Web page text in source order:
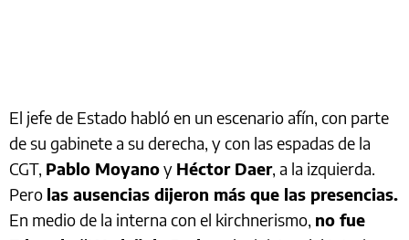
El jefe de Estado habló en un escenario afín, con parte
de su gabinete a su derecha, y con las espadas de la
CGT, Pablo Moyanoy Héctor Daer, a la izquierda.
Pero las ausencias dijeron más que las presencias.
En medio de la interna con el kirchnerismo, no fue